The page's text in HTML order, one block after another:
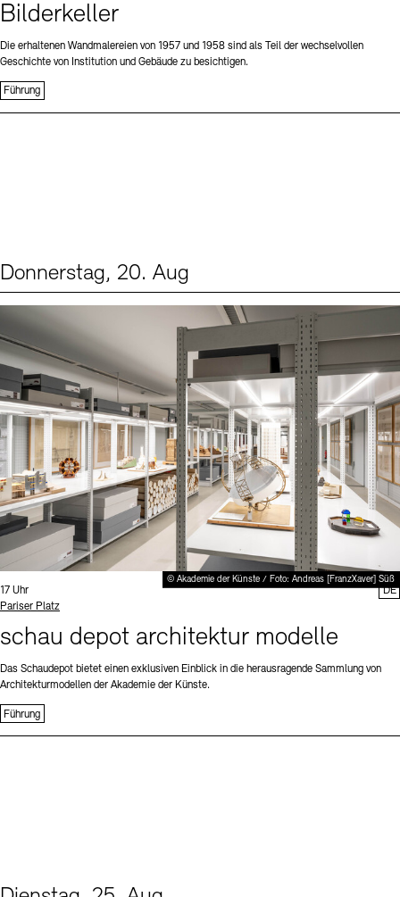
Bilderkeller
Die erhaltenen Wandmalereien von 1957 und 1958 sind als Teil der wechselvollen
Geschichte von Institution und Gebäude zu besichtigen.
Führung
Donnerstag, 20. Aug
© Akademie der Künste / Foto: Andreas [FranzXaver] Süß
Uhrzeit:
17 Uhr
Standort
Pariser Platz
schau depot architektur modelle
Das Schaudepot bietet einen exklusiven Einblick in die herausragende Sammlung von
Architekturmodellen der Akademie der Künste.
Führung
DE